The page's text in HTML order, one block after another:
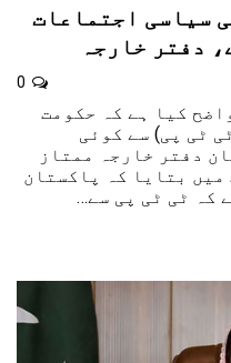
سیاسی اجتماعات
دفتر خارجہ
کیا ہے کہ حکومت
ٹی پی) سے کوئی
دفتر خارجہ ممتاز
بتایا کہ پاکستان
کہ ٹی ٹی پی سے…